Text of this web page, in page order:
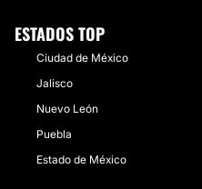
ESTADOS TOP
Ciudad de México
Jalisco
Nuevo León
Puebla
Estado de México